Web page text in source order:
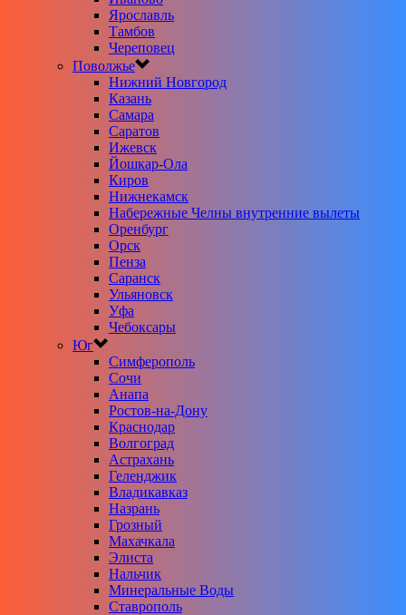
Ярославль
Тамбов
Череповец
Поволжье
Нижний Новгород
Казань
Самара
Саратов
Ижевск
Йошкар-Ола
Киров
Нижнекамск
Набережные Челны внутренние вылеты
Оренбург
Орск
Пенза
Саранск
Ульяновск
Уфа
Чебоксары
Юг
Симферополь
Сочи
Анапа
Ростов-на-Дону
Краснодар
Волгоград
Астрахань
Геленджик
Владикавказ
Назрань
Грозный
Махачкала
Элиста
Нальчик
Минеральные Воды
Ставрополь